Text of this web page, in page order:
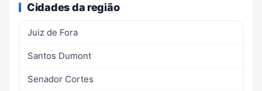
Cidades da região
Juiz de Fora
Santos Dumont
Senador Cortes